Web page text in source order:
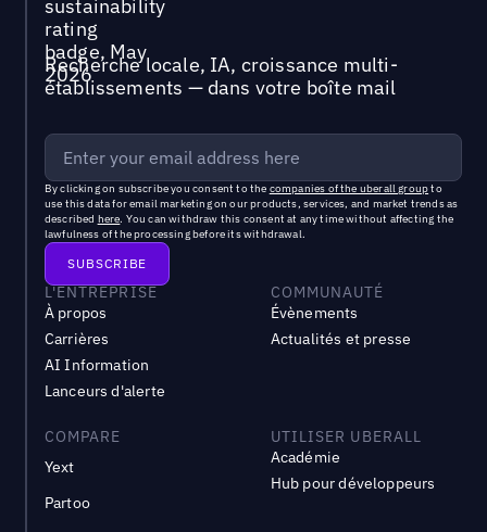
Recherche locale, IA, croissance multi-
établissements — dans votre boîte mail
By clicking on subscribe you consent to the companies of the uberall groupto
use this data for email marketing on our products, services, and market trends as
described here. You can withdraw this consent at any time without affecting the
lawfulness of the processing before its withdrawal.
L'ENTREPRISE
À propos
Carrières
AI Information
Lanceurs d'alerte
COMMUNAUTÉ
Évènements
Actualités et presse
COMPARE
Yext
Partoo
UTILISER UBERALL
Académie
Hub pour développeurs